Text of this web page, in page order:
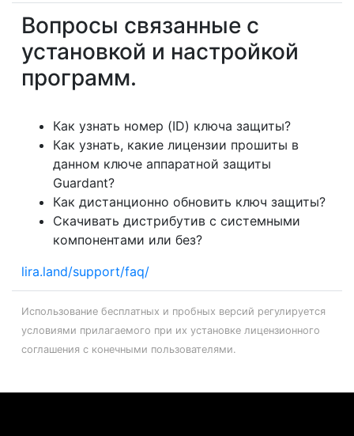
Вопросы связанные с
установкой и настройкой
программ.
Как узнать номер (ID) ключа защиты?
Как узнать, какие лицензии прошиты в
данном ключе аппаратной защиты
Guardant?
Как дистанционно обновить ключ защиты?
Скачивать дистрибутив с системными
компонентами или без?
lira.land/support/faq/
Использование бесплатных и пробных версий регулируется
условиями прилагаемого при их установке лицензионного
соглашения с конечными пользователями.